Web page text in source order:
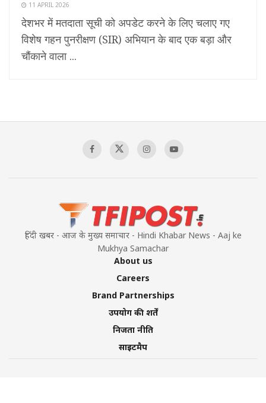
11 APRIL 2026
देशभर में मतदाता सूची को अपडेट करने के लिए चलाए गए
विशेष गहन पुनरीक्षण (SIR) अभियान के बाद एक बड़ा और
चौंकाने वाला ...
हिंदी खबर - आज के मुख्य समाचार - Hindi Khabar News - Aaj ke
Mukhya Samachar
About us
Careers
Brand Partnerships
उपयोग की शर्तें
निजता नीति
साइटमैप